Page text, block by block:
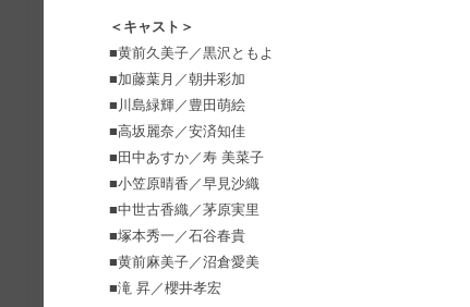
＜キャスト＞
■黄前久美子／黒沢ともよ
■加藤葉月／朝井彩加
■川島緑輝／豊田萌絵
■高坂麗奈／安済知佳
■田中あすか／寿 美菜子
■小笠原晴香／早見沙織
■中世古香織／茅原実里
■塚本秀一／石谷春貴
■黄前麻美子／沼倉愛美
■滝 昇／櫻井孝宏